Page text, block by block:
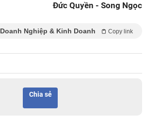
Đức Quyền - Song Ngọc
Doanh Nghiệp & Kinh Doanh Copy link
Chia sẻ